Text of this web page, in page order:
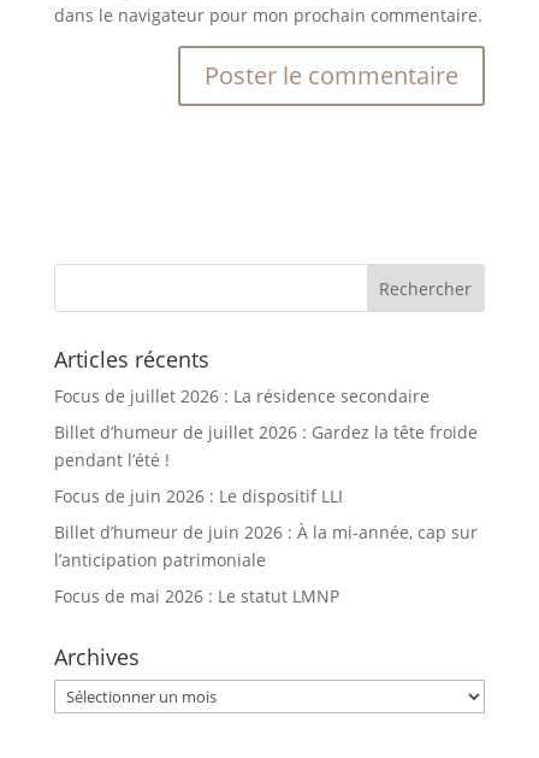
dans le navigateur pour mon prochain commentaire.
Articles récents
Focus de juillet 2026 : La résidence secondaire
Billet d’humeur de juillet 2026 : Gardez la tête froide
pendant l’été !
Focus de juin 2026 : Le dispositif LLI
Billet d’humeur de juin 2026 : À la mi-année, cap sur
l’anticipation patrimoniale
Focus de mai 2026 : Le statut LMNP
Archives
Archives